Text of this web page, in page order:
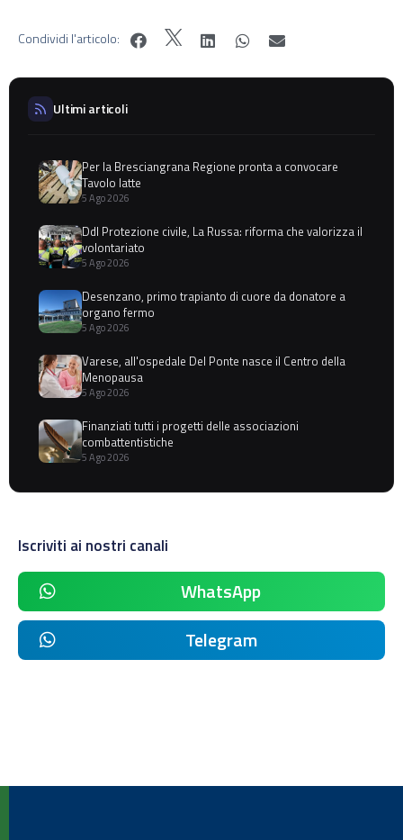
Condividi l'articolo:
Ultimi articoli
Per la Bresciangrana Regione pronta a convocare
Tavolo latte
5 Ago 2026
Ddl Protezione civile, La Russa: riforma che valorizza il
volontariato
5 Ago 2026
Desenzano, primo trapianto di cuore da donatore a
organo fermo
5 Ago 2026
Varese, all'ospedale Del Ponte nasce il Centro della
Menopausa
5 Ago 2026
Finanziati tutti i progetti delle associazioni
combattentistiche
5 Ago 2026
Iscriviti ai nostri canali
WhatsApp
Telegram